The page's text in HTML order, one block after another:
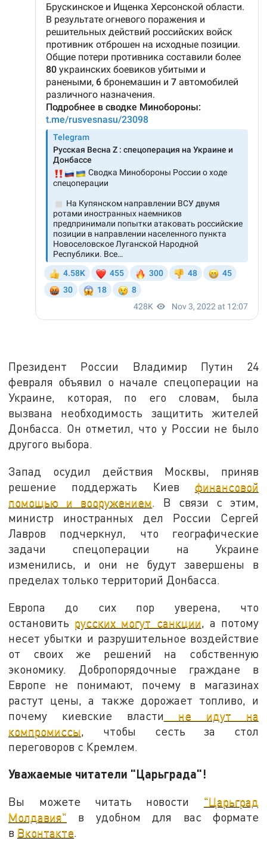
Президент России Владимир Путин 24
февраля объявил о начале спецоперации на
Украине, которая, по его словам, была
вызвана необходимость защитить жителей
Донбасса. Он отметил, что у России не было
другого выбора.
Запад осудил действия Москвы, приняв
решение поддержать Киев финансовой
помощью и вооружением. В связи с этим,
министр иностранных дел России Сергей
Лавров подчеркнул, что географические
задачи спецоперации на Украине
изменились, и они не будут завершены в
пределах только территорий Донбасса.
Европа до сих пор уверена, что
остановить русских могут санкции , а потому
несет убытки и разрушительное воздействие
от своих же решений на собственную
экономику. Добропорядочные граждане в
Европе не понимают, почему в магазинах
растут цены, а также дорожает топливо, и
почему киевские власти не идут на
компромиссы , чтобы сесть за стол
переговоров с Кремлем.
Уважаемые читатели "Царьграда"!
Вы можете читать новости "Царьград
Молдавия" в удобном для вас формате
в Вконтакте.